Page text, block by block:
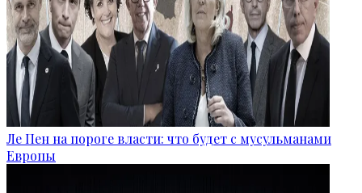
Ле Пен на пороге власти: что будет с мусульманами
Европы